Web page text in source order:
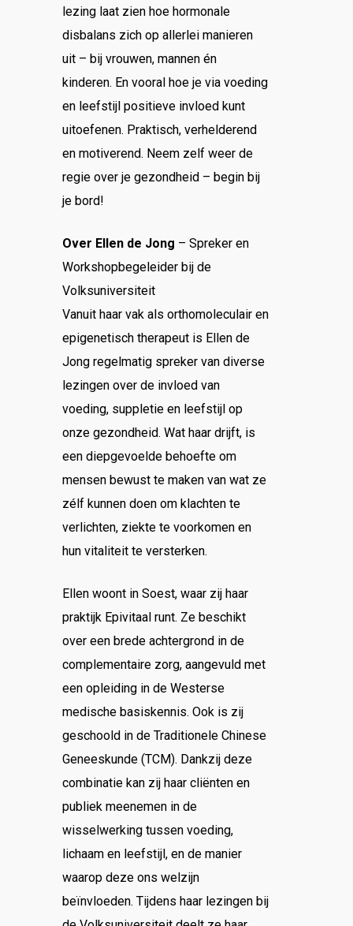
lezing laat zien hoe hormonale
disbalans zich op allerlei manieren
uit – bij vrouwen, mannen én
kinderen. En vooral hoe je via voeding
en leefstijl positieve invloed kunt
uitoefenen. Praktisch, verhelderend
en motiverend. Neem zelf weer de
regie over je gezondheid – begin bij
je bord!
Over Ellen de Jong – Spreker en
Workshopbegeleider bij de
Volksuniversiteit
Vanuit haar vak als orthomoleculair en
epigenetisch therapeut is Ellen de
Jong regelmatig spreker van diverse
lezingen over de invloed van
voeding, suppletie en leefstijl op
onze gezondheid. Wat haar drijft, is
een diepgevoelde behoefte om
mensen bewust te maken van wat ze
zélf kunnen doen om klachten te
verlichten, ziekte te voorkomen en
hun vitaliteit te versterken.
Ellen woont in Soest, waar zij haar
praktijk Epivitaal runt. Ze beschikt
over een brede achtergrond in de
complementaire zorg, aangevuld met
een opleiding in de Westerse
medische basiskennis. Ook is zij
geschoold in de Traditionele Chinese
Geneeskunde (TCM). Dankzij deze
combinatie kan zij haar cliënten en
publiek meenemen in de
wisselwerking tussen voeding,
lichaam en leefstijl, en de manier
waarop deze ons welzijn
beïnvloeden. Tijdens haar lezingen bij